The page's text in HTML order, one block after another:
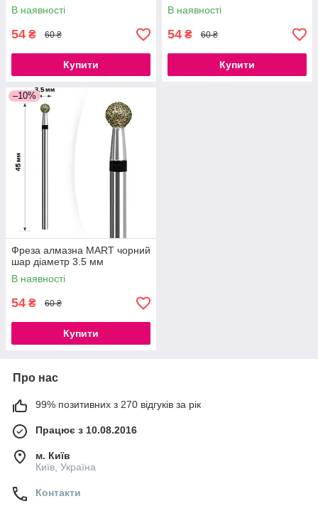
В наявності
54 ₴ 60 ₴
Купити
В наявності
54 ₴ 60 ₴
Купити
–10%
Фреза алмазна MART чорний
шар діаметр 3.5 мм
В наявності
54 ₴ 60 ₴
Купити
Про нас
99% позитивних з 270 відгуків за рік
Працює з 10.08.2016
м. Київ
Київ, Україна
Контакти